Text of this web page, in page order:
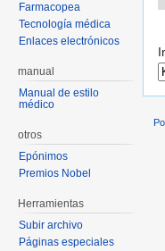
Farmacopea
Tecnología médica
Enlaces electrónicos
manual
Manual de estilo
médico
otros
Epónimos
Premios Nobel
Herramientas
Subir archivo
Páginas especiales